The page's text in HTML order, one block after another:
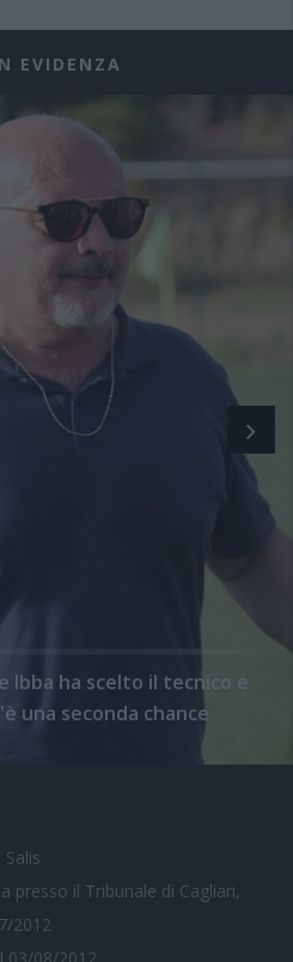
EVIDENZA
Ibba ha scelto il tecnico e
una seconda chance
presso il Tribunale di Cagliari,
2012
03/08/2012